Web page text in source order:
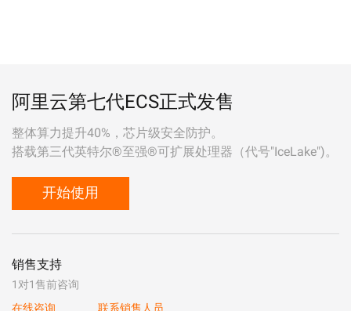
阿里云第七代ECS正式发售
整体算力提升40%，芯片级安全防护。
搭载第三代英特尔®至强®可扩展处理器（代号"IceLake")。
开始使用
销售支持
1对1售前咨询
在线咨询
联系销售人员